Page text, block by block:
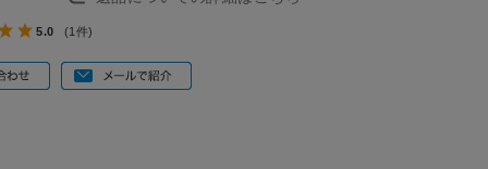
5.0 (1件)